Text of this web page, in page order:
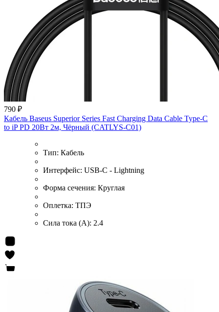
790 ₽
Кабель Baseus Superior Series Fast Charging Data Cable Type-C
to iP PD 20Вт 2м, Чёрный (CATLYS-C01)
Тип: Кабель
Интерфейс: USB-C - Lightning
Форма сечения: Круглая
Оплетка: ТПЭ
Сила тока (А): 2.4